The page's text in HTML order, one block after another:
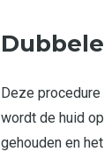
Deze
wordt de huid
gehouden en